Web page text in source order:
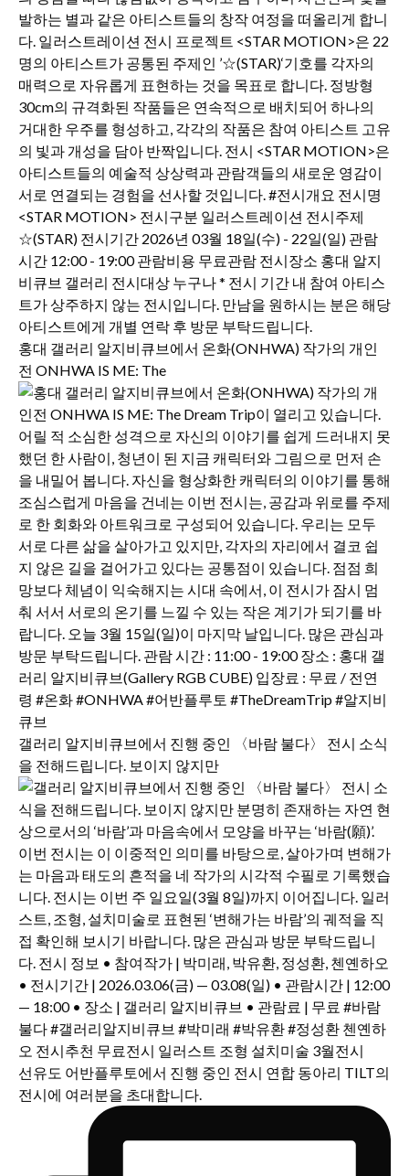
홍대 갤러리 알지비큐브에서 온화(ONHWA) 작가의 개인
전 ONHWA IS ME: The
갤러리 알지비큐브에서 진행 중인 〈바람 불다〉 전시 소식
을 전해드립니다. 보이지 않지만
선유도 어반플루토에서 진행 중인 전시 연합 동아리 TILT의
전시에 여러분을 초대합니다.